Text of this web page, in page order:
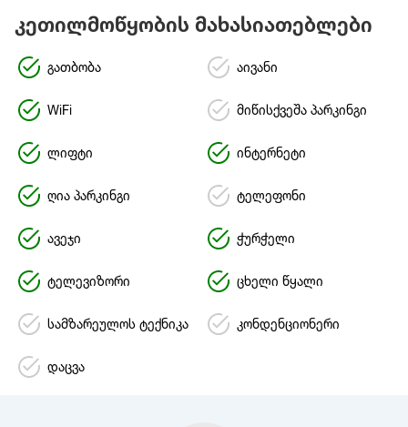
კეთილმოწყობის მახასიათებლები
გათბობა აივანი
WiFi მიწისქვეშა პარკინგი
ლიფტი ინტერნეტი
ღია პარკინგი ტელეფონი
ავეჯი ჭურჭელი
ტელევიზორი ცხელი წყალი
სამზარეულოს ტექნიკა კონდენციონერი
დაცვა